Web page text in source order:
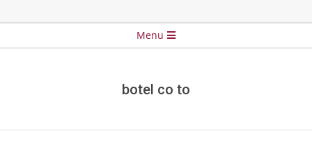
Menu
botel co to